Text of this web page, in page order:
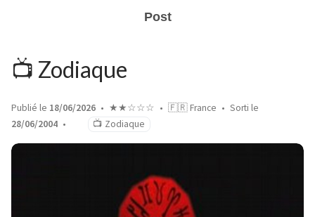
Post
📺 Zodiaque
Publié le 18/06/2026 ★★☆☆☆ 🇫🇷 France
Sorti le
28/06/2004
📺 Zodiaque